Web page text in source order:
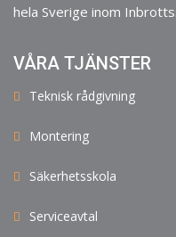
hela Sverige inom
VÅRA TJÄNSTER
Teknisk rådgivning
Montering
Säkerhetsskola
Serviceavtal